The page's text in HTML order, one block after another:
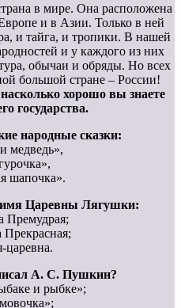
в мире. Она расположена
и в Азии. Только в ней
и тайга, и тропики. В нашей
и у каждого из них
обычаи и обряды. Но всех
большой стране – России!
хорошо вы знаете
государства.
народные сказки:
медведь»,
шапочка».
имя Царевны Лягушки:
Премудрая;
Прекрасная;
царевна.
А. С. Пушкин?
и рыбке»;